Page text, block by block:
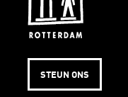
STEUN ONS